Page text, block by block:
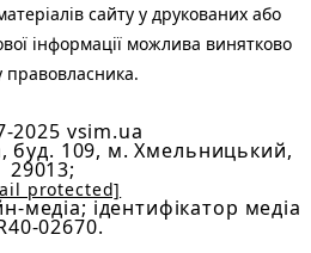
сайту у друкованих або
інформації можлива винятково
правовласника.
2025 vsim.ua
буд. 109, м. Хмельницький,
29013;
protected]
медіа; ідентифікатор медіа
02670.